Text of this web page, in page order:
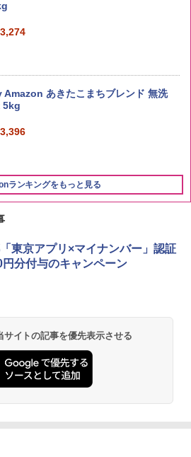
Amazon あきたこまちブレンド 無洗
5kg
ランキングをもっと見る
ックニッカ ニッカ Nikka ウィスキ
ブラックニッカクリア ウヰス
ー 【日本 アサヒ ウィスキー】 大容量
2700ml サントリー ウイスキー ハ
ール 大容量
ンラーメン どんぶり 85g×12個 日清
インスタント カップ麺
式】ブタメン とんこつ味 35g×15個
務用 夜食 カップラーメン ミニカップ
小腹 インスタント アウトドアにも ロ
ングストック 大人買い おやつカン
ー
善] スチームオーブンレンジ 25L 一人
し 二人暮らし フラットテーブル ス
ーム調理 自動メニュー19種搭載 角皿
ープ 過熱水蒸気 オーブンレンジ 23
段調理 ブラック RE-WF232-B シンプ
作 コンパクト 一人暮らし 二人暮ら
東京アプリ×マイナンバー」認証
分付与のキャンペーン
イトの記事を優先表示させる